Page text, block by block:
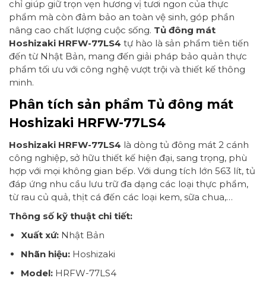
chỉ giúp giữ trọn vẹn hương vị tươi ngon của thực
phẩm mà còn đảm bảo an toàn vệ sinh, góp phần
nâng cao chất lượng cuộc sống. Tủ đông mát
Hoshizaki HRFW-77LS4 tự hào là sản phẩm tiên tiến
đến từ Nhật Bản, mang đến giải pháp bảo quản thực
phẩm tối ưu với công nghệ vượt trội và thiết kế thông
minh.
Phân tích sản phẩm Tủ đông mát
Hoshizaki HRFW-77LS4
Hoshizaki HRFW-77LS4 là dòng tủ đông mát 2 cánh
công nghiệp, sở hữu thiết kế hiện đại, sang trọng, phù
hợp với mọi không gian bếp. Với dung tích lớn 563 lít, tủ
đáp ứng nhu cầu lưu trữ đa dạng các loại thực phẩm,
từ rau củ quả, thịt cá đến các loại kem, sữa chua,…
Thông số kỹ thuật chi tiết:
Xuất xứ:Nhật Bản
Nhãn hiệu:Hoshizaki
Model:HRFW-77LS4